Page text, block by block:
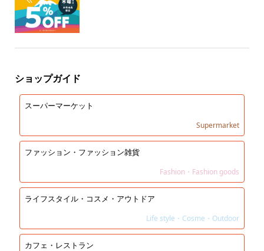
ショップガイド
スーパーマーケット
Supermarket
ファッション・ファッション雑貨
Fashion・Fashion goods
ライフスタイル・コスメ・アウトドア
Life style・Cosme・Outdoor
カフェ・レストラン